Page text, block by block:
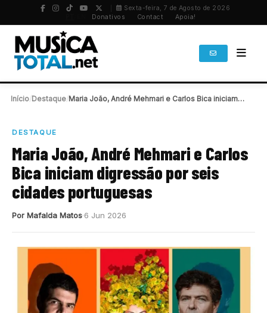
Sexta-feira, 7 de Agosto de 2026
Donativos Contact Apoia!
Início Destaque Maria João, André Mehmari e Carlos Bica iniciam…
DESTAQUE
Maria João, André Mehmari e Carlos
Bica iniciam digressão por seis
cidades portuguesas
Por Mafalda Matos 6 Jun 2026